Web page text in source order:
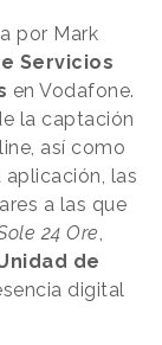
por Mark
Servicios
en Vodafone.
la captación
así como
las
a las que
24 Ore
de
digital